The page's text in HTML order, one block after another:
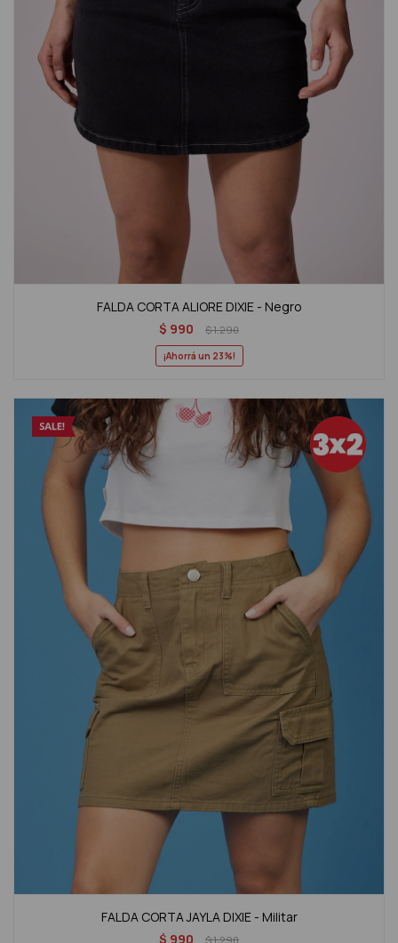
FALDA CORTA ALIORE DIXIE - Negro
$ 990 $1.290
23
FALDA CORTA JAYLA DIXIE - Militar
$ 990 $1.290